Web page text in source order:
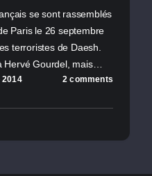
se sont rassemblés
Paris le 26 septembre
terroristes de Daesh.
Hervé Gourdel, mais…
2014 2 comments